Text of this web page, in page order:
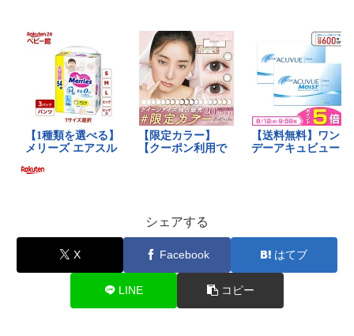
シェアする
X Facebook はてブ
LINE コピー